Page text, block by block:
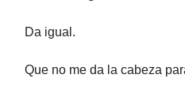
Da igual.
Que no me da la cabeza